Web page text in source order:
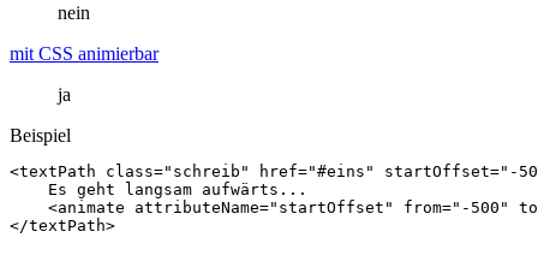
nein
mit CSS animierbar
ja
Beispiel
<textPath class="schreib" href="#eins" startOffset="-
    Es geht langsam aufwärts...
<animate
attributeName="startOffset" from="-500"
</textPath>